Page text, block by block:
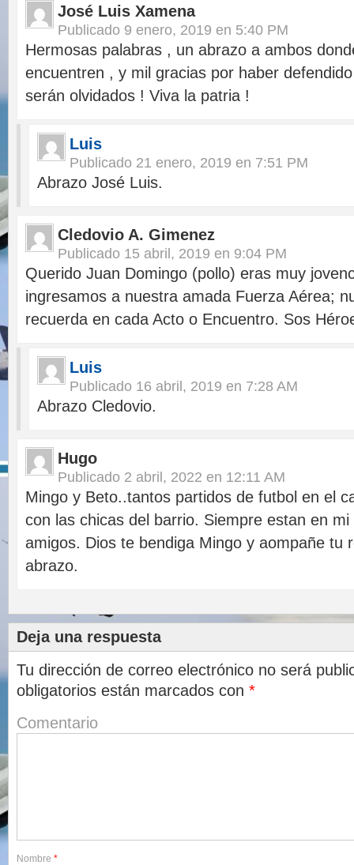
José Luis Xamena
Publicado 9 enero, 2019 en 5:40 PM
Hermosas palabras , un abrazo a ambos
encuentren , y mil gracias por haber
serán olvidados ! Viva la patria !
Luis
Publicado 21 enero, 2019 en 7:51 PM
Abrazo José Luis.
Cledovio A. Gimenez
Publicado 15 abril, 2019 en 9:04 PM
Querido Juan Domingo (pollo) eras muy
ingresamos a nuestra amada Fuerza Aérea;
recuerda en cada Acto o Encuentro. Sos
Luis
Publicado 16 abril, 2019 en 7:28 AM
Abrazo Cledovio.
Hugo
Publicado 2 abril, 2022 en 12:11 AM
Mingo y Beto..tantos partidos de futbol en el
con las chicas del barrio. Siempre estan en
amigos. Dios te bendiga Mingo y aompañe tu
abrazo.
Deja una respuesta
Tu dirección de correo electrónico no será
obligatorios están marcados con *
Comentario
Nombre *